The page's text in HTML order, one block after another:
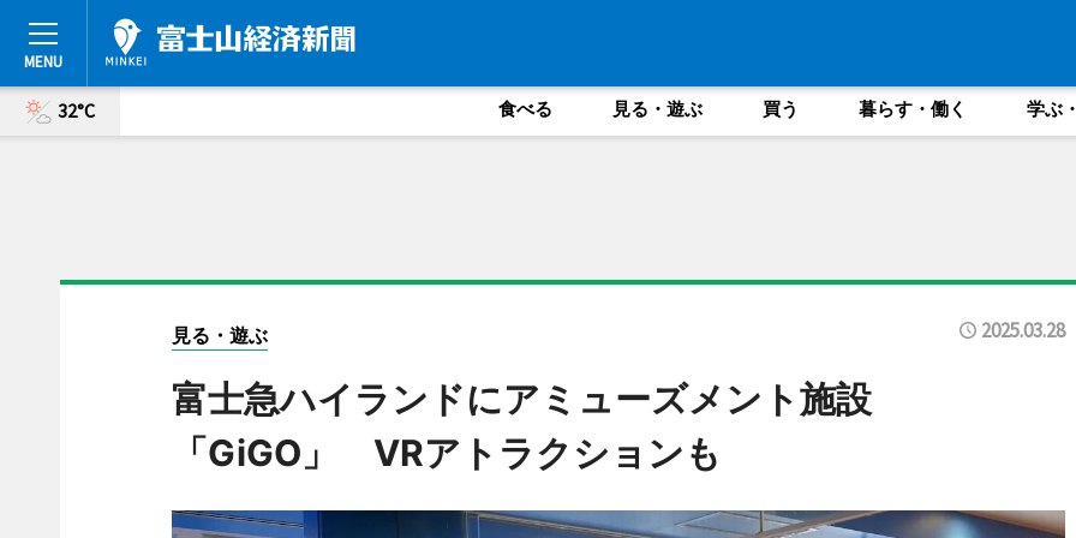
32°C 食べる 見る・遊ぶ 買う 暮らす・働く 学ぶ
見る・遊ぶ 2025.03.28
富士急ハイランドにアミューズメント施設
「GiGO」 VRアトラクションも